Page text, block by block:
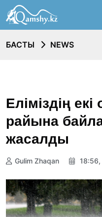
БАСТЫ NEWS
Еліміздің
райына
жасалды
Gulim Zhaqan